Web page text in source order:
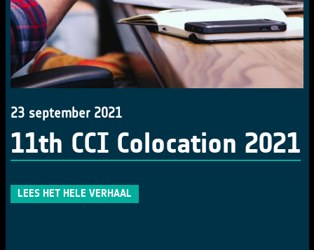
23 september 2021
11th CCI Colocation 2021
LEES HET HELE VERHAAL